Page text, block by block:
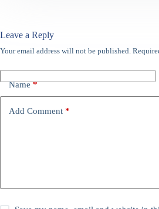
Leave a Reply
Your email address will not be published.
Name*
Add Comment *